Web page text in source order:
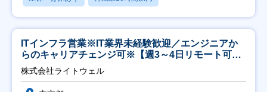
ITインフラ営業※IT業界未経験歓迎／エンジニアか
らのキャリアチェンジ可※【週3～4日リモート可
能】
株式会社ライトウェル